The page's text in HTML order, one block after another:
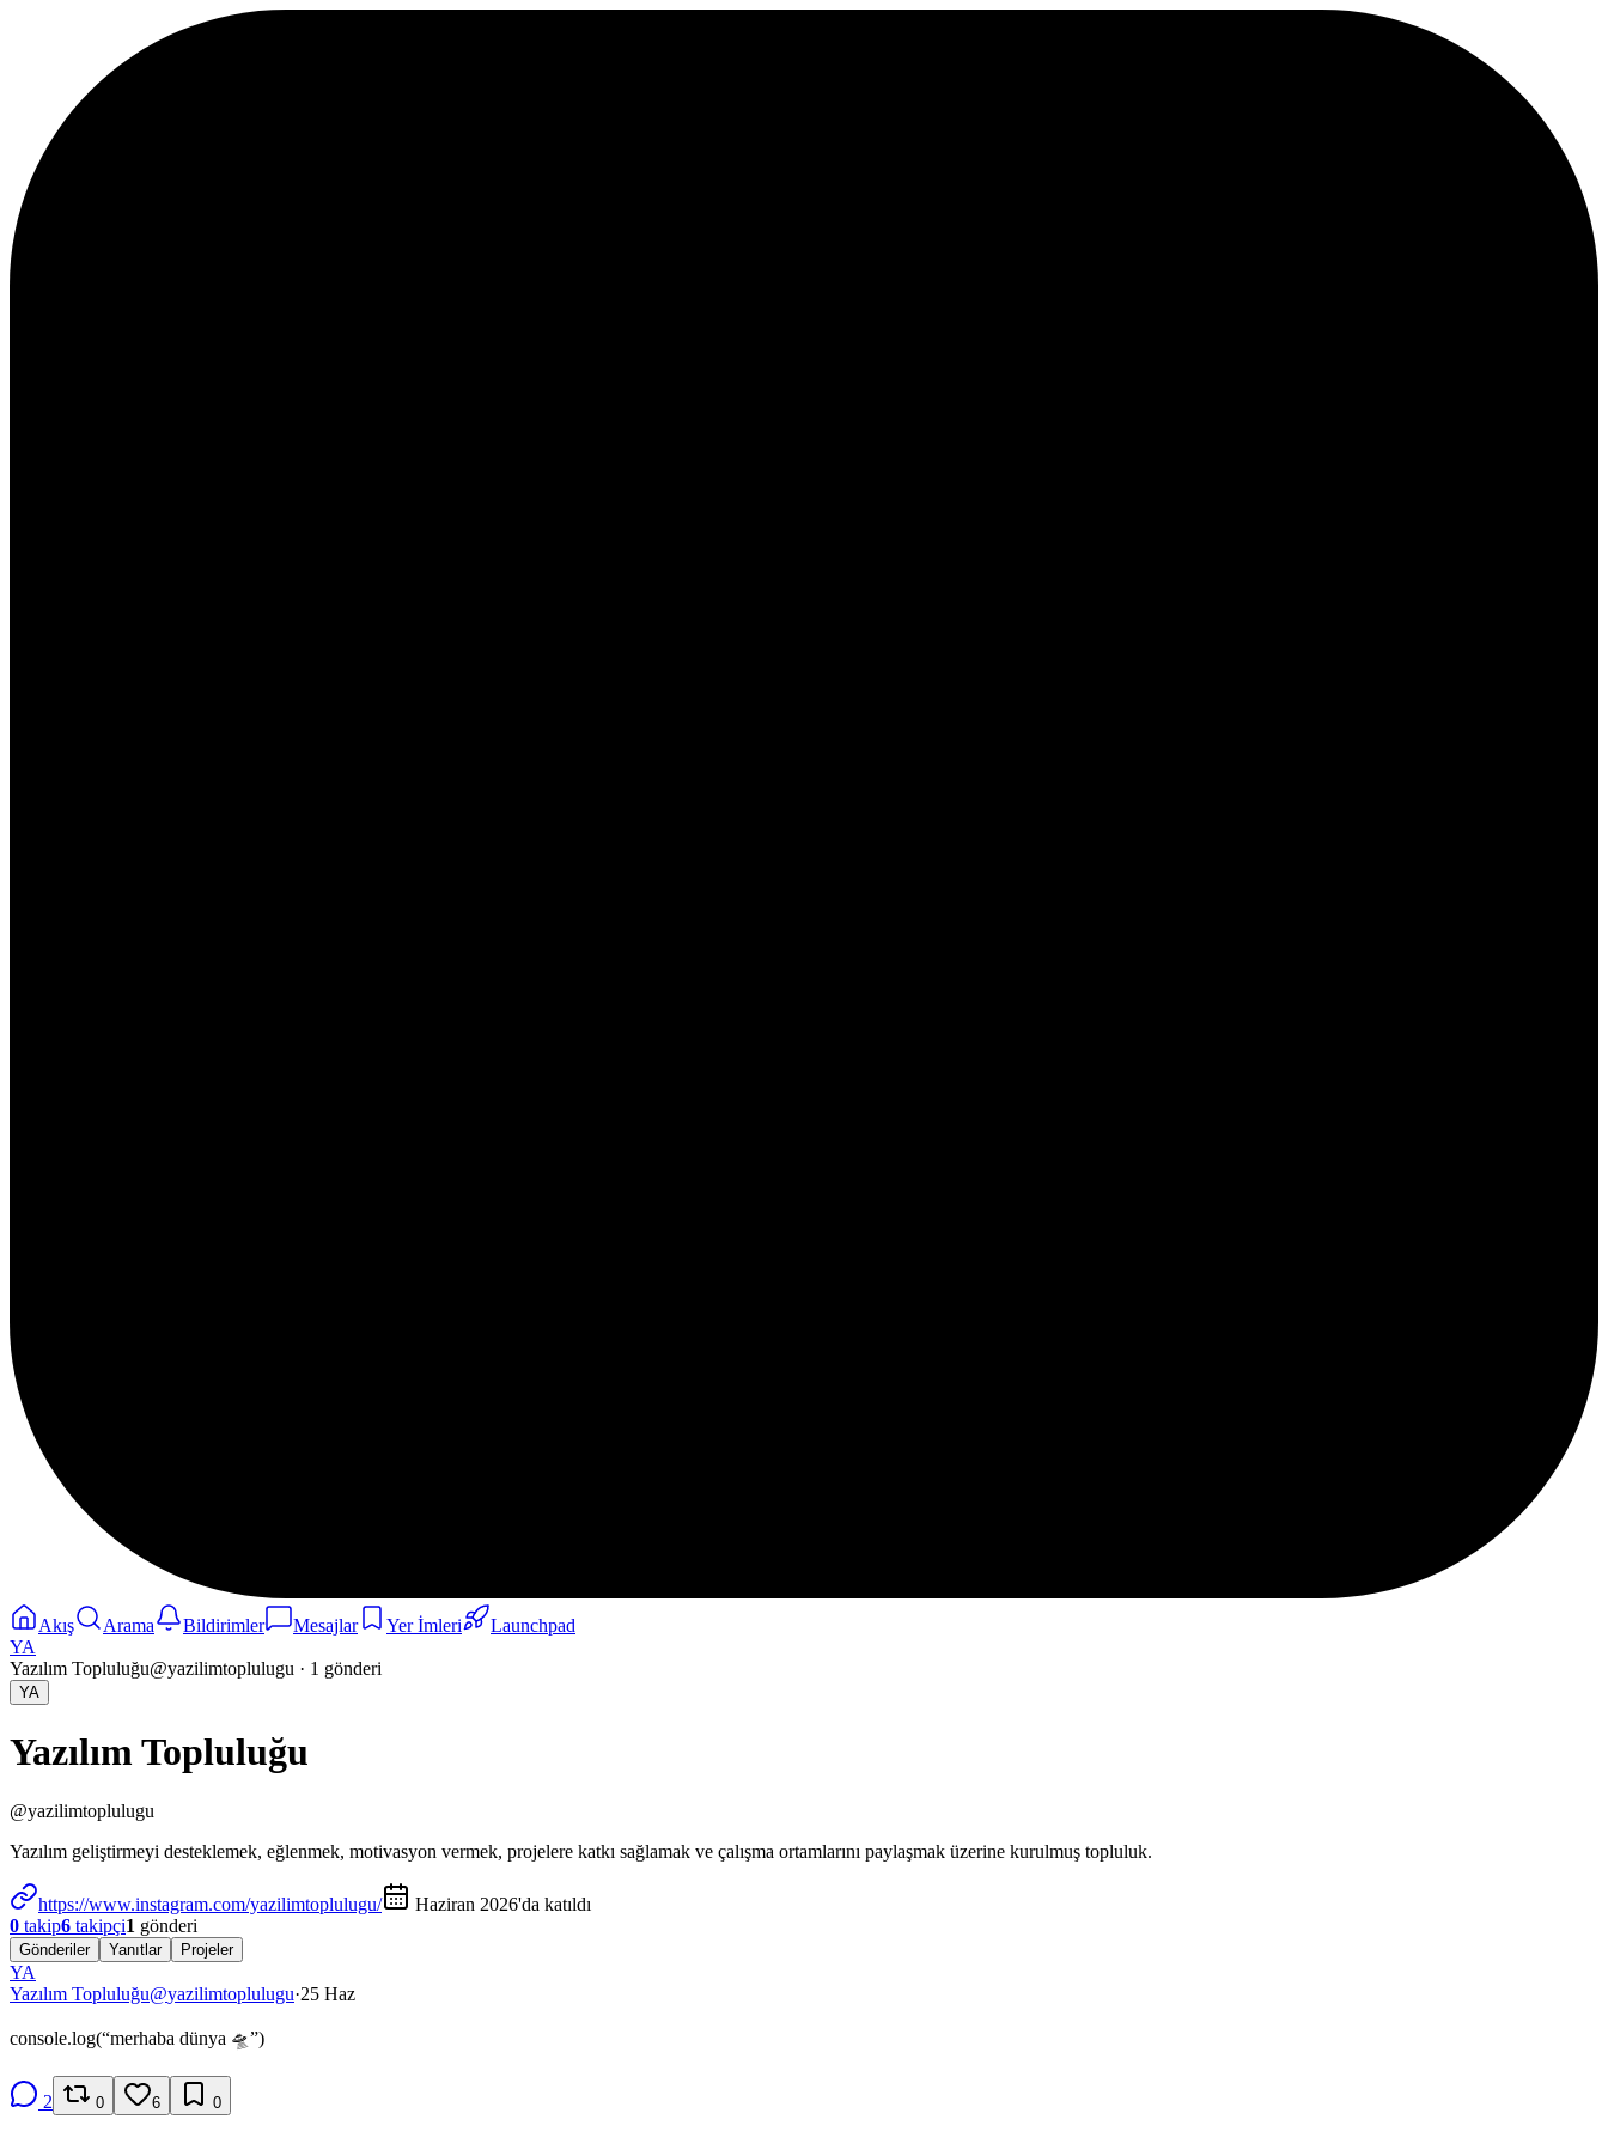
Akış Arama Bildirimler Mesajlar Yer İmleri
Launchpad
YA
Yazılım Topluluğu@yazilimtoplulugu · 1 gönderi
YA
Yazılım Topluluğu
@yazilimtoplulugu
Yazılım geliştirmeyi desteklemek, eğlenmek, motivasyon vermek, projelere katkı sağlamak ve çalışma ortamlarını paylaşmak üzerine kurulmuş topluluk.
https://www.instagram.com/yazilimtoplulugu/
Haziran 2026'da katıldı
0 takip6 takipçi1 gönderi
Gönderiler Yanıtlar Projeler
YA
Yazılım Topluluğu@yazilimtoplulugu·25 Haz
console.log(“merhaba dünya 🛸”)
2 0 6 0